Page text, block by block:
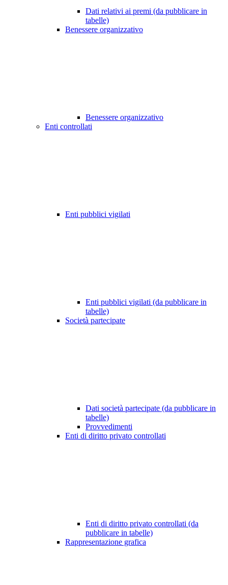
Dati relativi ai premi (da pubblicare in
tabelle)
Benessere organizzativo
Benessere organizzativo
Enti controllati
Enti pubblici vigilati
Enti pubblici vigilati (da pubblicare in
tabelle)
Società partecipate
Dati società partecipate (da pubblicare in
tabelle)
Provvedimenti
Enti di diritto privato controllati
Enti di diritto privato controllati (da
pubblicare in tabelle)
Rappresentazione grafica